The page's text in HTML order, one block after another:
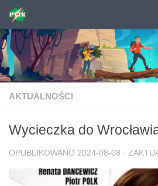
Skip to content
AKTUALNOŚCI
Wycieczka do
OPUBLIKOWANO 2024-08-08 ·